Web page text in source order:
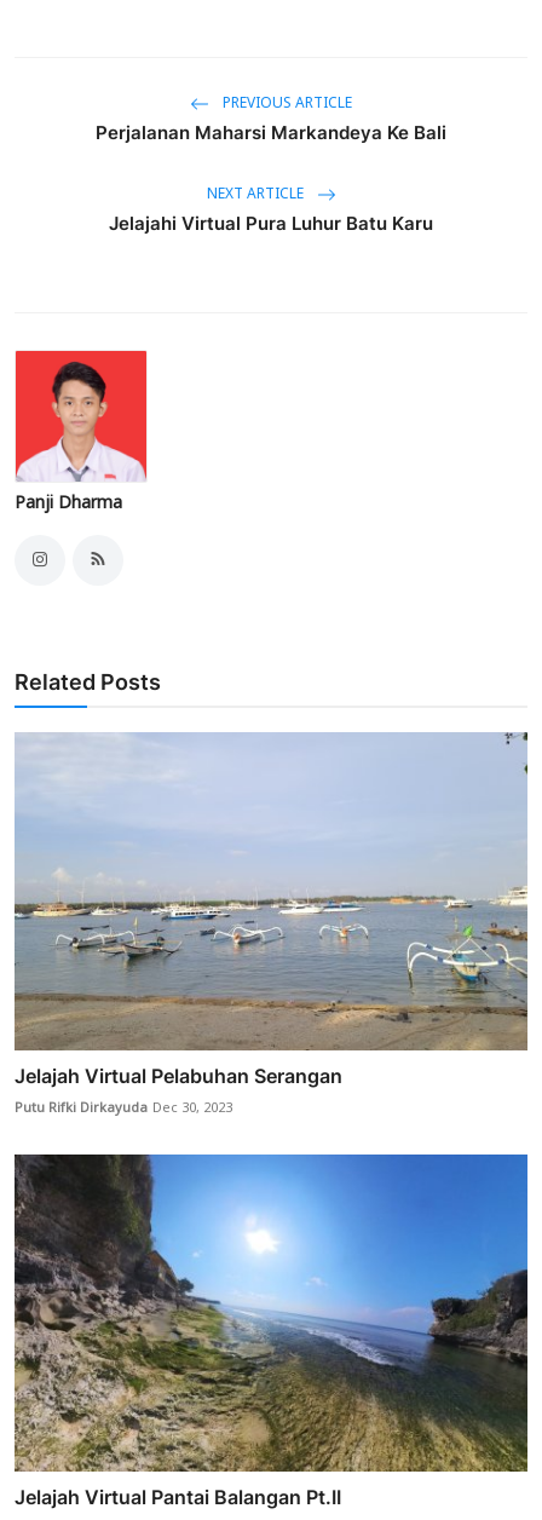
PREVIOUS ARTICLE
Perjalanan Maharsi Markandeya Ke Bali
NEXT ARTICLE
Jelajahi Virtual Pura Luhur Batu Karu
Panji Dharma
Related Posts
Jelajah Virtual Pelabuhan Serangan
Putu Rifki Dirkayuda Dec 30, 2023
Jelajah Virtual Pantai Balangan Pt.II